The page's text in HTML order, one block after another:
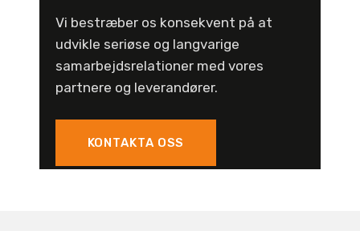
Vi bestræber os konsekvent på at
udvikle seriøse og langvarige
samarbejdsrelationer med vores
partnere og leverandører.
KONTAKTA OSS